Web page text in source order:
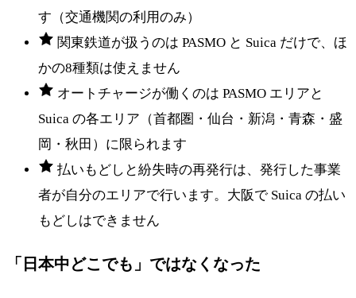
す（交通機関の利用のみ）
関東鉄道が扱うのは PASMO と Suica だけで、ほ
かの8種類は使えません
オートチャージが働くのは PASMO エリアと
Suica の各エリア（首都圏・仙台・新潟・青森・盛
岡・秋田）に限られます
払いもどしと紛失時の再発行は、発行した事業
者が自分のエリアで行います。大阪で Suica の払い
もどしはできません
「日本中どこでも」ではなくなった